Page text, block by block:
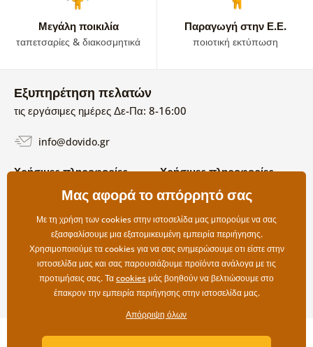
Μεγάλη ποικιλία
ταπετσαρίες & διακοσμητικά
Παραγωγή στην Ε.Ε.
ποιοτική εκτύπωση
Εξυπηρέτηση πελατών
τις εργάσιμες ημέρες Δε-Πα: 8-16:00
info@dovido.gr
Χρήσιμες πληροφορίες
Όροι χρήσης και επιστροφών
Επιλογές αποστολής και
πληρωμής
Επιστροφές
Χρήσιμες πληροφορίες
Σχετικά με εμάς
Συχνές Ερωτήσεις
Επικοινωνία
Copyright ©2019 © Dovido.gr.
Μας αφορά το απόρρητό σας
Με τη χρήση των cookies στην ιστοσελίδα μας μπορούμε να σας
εξασφαλίσουμε μια εξατομικευμένη εμπειρία περιήγησης.
Χρησιμοποιούμε τα cookies για να σας ενημερώσουμε οτι είστε στην
ιστοσελίδα μας και σας παρουσιάζουμε προϊόντα ανάλογα με τις
προτιμήσεις σας. Ταcookiesμάς βοηθούν να βελτιώσουμε στο
έπακρον την εμπειρία περιήγησης στην ιστοσελίδα μας.
Απόρριψη όλων